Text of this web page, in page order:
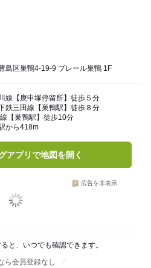
島区巣鴨4-19-9 プレール巣鴨 1F
線【庚申塚停留所】徒歩５分
鉄三田線【巣鴨駅】徒歩８分
【巣鴨駅】徒歩10分
から418m
アプリで地図を開く
広告を非表示
と、いつでも確認できます。
ら会員登録なし